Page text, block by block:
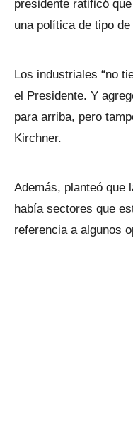
presidente ratificó
una política de tipo
Los industriales “no
el Presidente. Y
para arriba, pero
Kirchner.
Además, planteó que
había sectores que
referencia a algunos